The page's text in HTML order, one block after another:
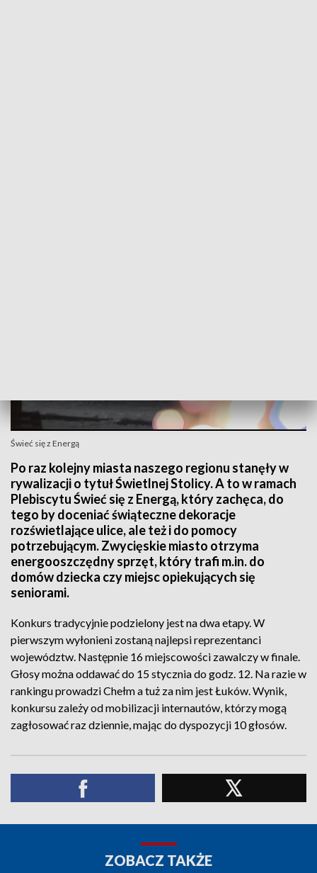
Świeć się z Energą
Po raz kolejny miasta naszego regionu stanęły w
rywalizacji o tytuł Świetlnej Stolicy. A to w ramach
Plebiscytu Świeć się z Energą, który zachęca, do
tego by doceniać świąteczne dekoracje
rozświetlające ulice, ale też i do pomocy
potrzebującym. Zwycięskie miasto otrzyma
energooszczędny sprzęt, który trafi m.in. do
domów dziecka czy miejsc opiekujących się
seniorami.
Konkurs tradycyjnie podzielony jest na dwa etapy. W
pierwszym wyłonieni zostaną najlepsi reprezentanci
województw. Następnie 16 miejscowości zawalczy w finale.
Głosy można oddawać do 15 stycznia do godz. 12. Na razie w
rankingu prowadzi Chełm a tuż za nim jest Łuków. Wynik,
konkursu zależy od mobilizacji internautów, którzy mogą
zagłosować raz dziennie, mając do dyspozycji 10 głosów.
ZOBACZ TAKŻE